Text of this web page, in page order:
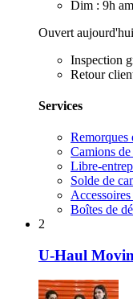
Dim : 9h
Ouvert
Inspection
Retour
Services
Remorques
Camions
Libre-
Solde de
Boîtes de
2
U-Haul